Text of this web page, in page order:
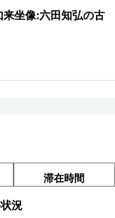
坐像:六田知弘の古
滞在時間
況